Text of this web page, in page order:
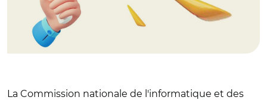
La Commission nationale de l'informatique et des